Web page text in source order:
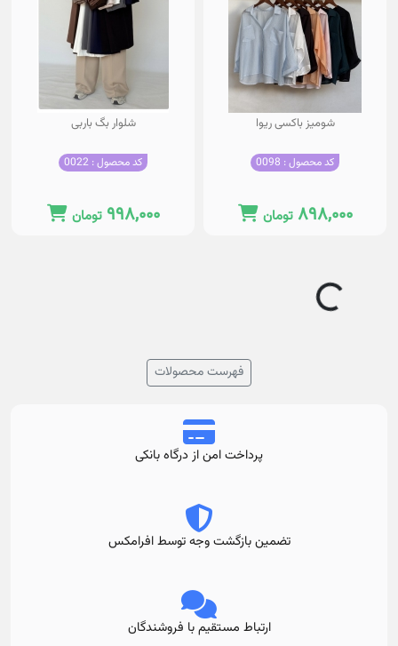
شومیز باکسی ریوا
کد محصول : 0098
۸۹۸,۰۰۰ تومان
شلوار بگ باربی
کد محصول : 0022
۹۹۸,۰۰۰ تومان
L
...
فهرست محصولات
پرداخت امن از درگاه بانکی
تضمین بازگشت وجه توسط افرامکس
ارتباط مستقیم با فروشندگان